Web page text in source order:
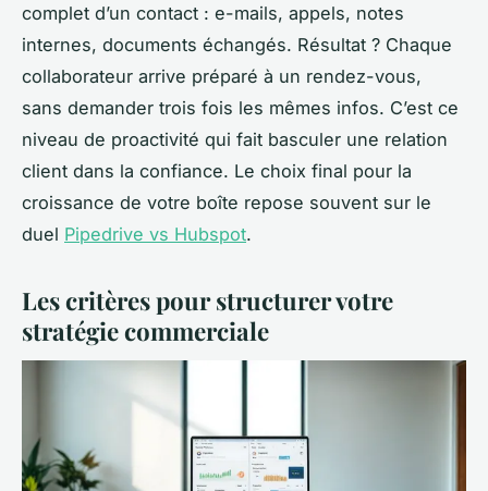
complet d’un contact : e-mails, appels, notes
internes, documents échangés. Résultat ? Chaque
collaborateur arrive préparé à un rendez-vous,
sans demander trois fois les mêmes infos. C’est ce
niveau de proactivité qui fait basculer une relation
client dans la confiance. Le choix final pour la
croissance de votre boîte repose souvent sur le
duel Pipedrive vs Hubspot.
Les critères pour structurer votre
stratégie commerciale